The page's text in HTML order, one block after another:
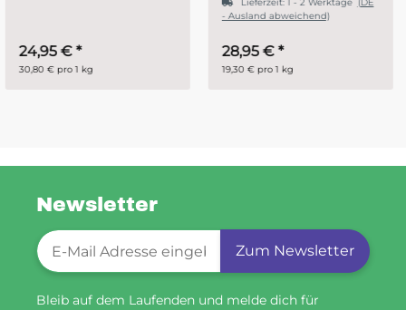
28,95 €
19,30 € pro 1 kg
ab 14,95 €
29,90 € pro 1 kg
Newsletter
Newsletter-Registrierung
Zum Newsletter
Bleib auf dem Laufenden und melde dich für